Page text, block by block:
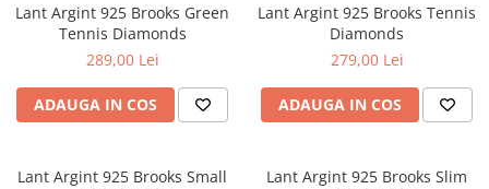
Lant Argint 925 Brooks Green
Tennis Diamonds
289,00 Lei
ADAUGA IN COS
Lant Argint 925 Brooks Tennis
Diamonds
279,00 Lei
ADAUGA IN COS
Lant Argint 925 Brooks Small
Lant Argint 925 Brooks Slim